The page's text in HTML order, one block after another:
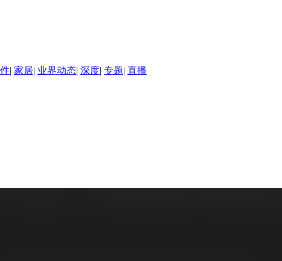
| 家居| 业界动态| 深度| 专题| 直播